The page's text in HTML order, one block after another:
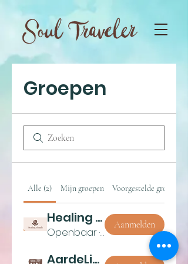
Groepen
Alle (2) Mijn groepen Voorgestelde groepen
Healing rituals
Openbaar· 21 leden
Aanmelden
AardeLicht Alignment Activatie